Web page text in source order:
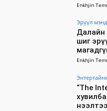
Enkhjin
Эрүүл мэнд
Далайн
шиг
Enkhjin
“The